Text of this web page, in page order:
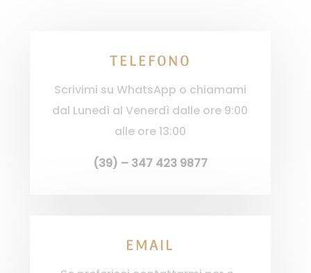
TELEFONO
Scrivimi su WhatsApp o chiamami
dal Lunedì al Venerdì dalle ore 9:00
alle ore 13:00
(39) – 347 423 9877
EMAIL